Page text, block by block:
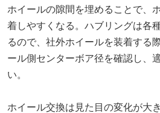
ホイールの隙間を埋めることで、
着しやすくなる。ハブリングは各
るので、社外ホイールを装着する
ール側センターボア径を確認し、
い。
ホイール交換は見た目の変化が大